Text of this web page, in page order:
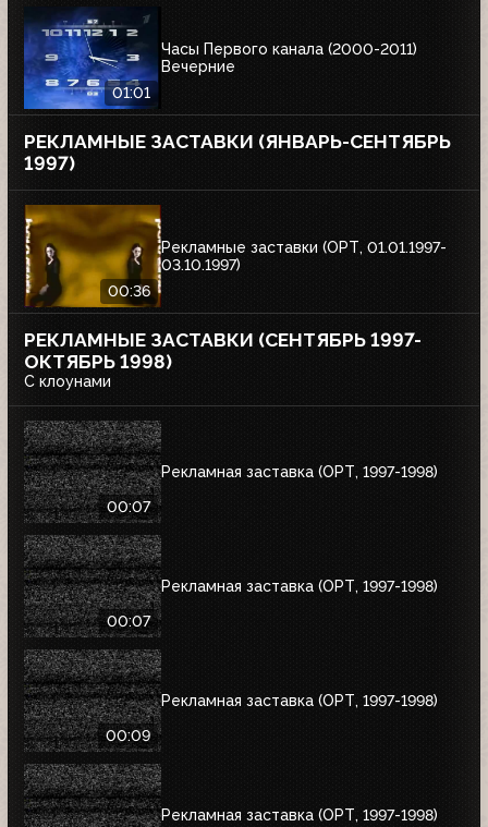
01:01
Часы Первого канала (2000-2011)
Вечерние
РЕКЛАМНЫЕ ЗАСТАВКИ (ЯНВАРЬ-СЕНТЯБРЬ
1997)
00:36
Рекламные заставки (ОРТ, 01.01.1997-
03.10.1997)
РЕКЛАМНЫЕ ЗАСТАВКИ (СЕНТЯБРЬ 1997-
ОКТЯБРЬ 1998)
С клоунами
00:07
Рекламная заставка (ОРТ, 1997-1998)
00:07
Рекламная заставка (ОРТ, 1997-1998)
00:09
Рекламная заставка (ОРТ, 1997-1998)
Рекламная заставка (ОРТ, 1997-1998)